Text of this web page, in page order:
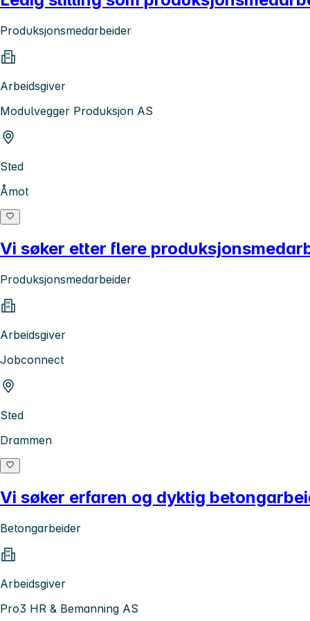
Produksjonsmedarbeider
Arbeidsgiver
Modulvegger Produksjon AS
Sted
Åmot
Vi søker etter flere
Produksjonsmedarbeider
Arbeidsgiver
Jobconnect
Sted
Drammen
Vi søker erfaren og dyktig
Betongarbeider
Arbeidsgiver
Pro3 HR & Bemanning AS